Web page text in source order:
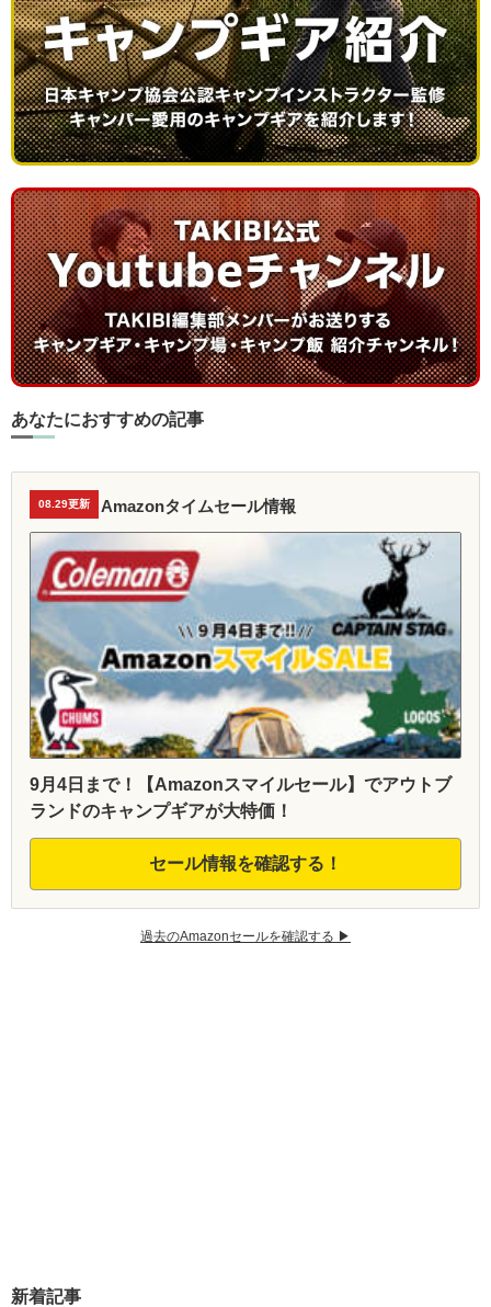
あなたにおすすめの記事
08.29更新 Amazonタイムセール情報
9月4日まで！【Amazonスマイルセール】でアウトブ
ランドのキャンプギアが大特価！
セール情報を確認する！
過去のAmazonセールを確認する ▶︎
新着記事